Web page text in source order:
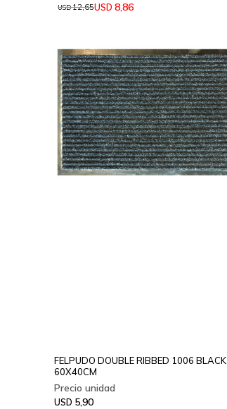
USD 8,86
USD12,65
FELPUDO DOUBLE RIBBED 1006 BLACK
60X40CM
USD 5,90